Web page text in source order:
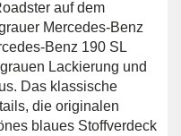
auf dem
Mercedes-Benz
Benz 190 SL
Lackierung und
Das klassische
die originalen
blaues Stoffverdeck